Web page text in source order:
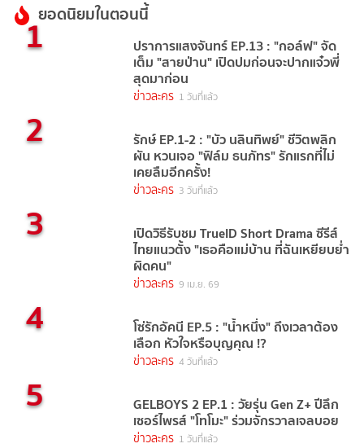
ยอดนิยมในตอนนี้
1 ปราการแสงจันทร์ EP.13 : "กอล์ฟ" จัด
เต็ม "สายป่าน" เปิดปมก่อนจะปากแจ๋วพี่
สุดมาก่อน
ข่าวละคร 1 วันที่แล้ว
2 รักษ์ EP.1-2 : "บัว นลินทิพย์" ชีวิตพลิก
ผัน หวนเจอ "ฟิล์ม ธนภัทร" รักแรกที่ไม่
เคยลืมอีกครั้ง!
ข่าวละคร 3 วันที่แล้ว
3 เปิดวิธีรับชม TrueID Short Drama ซีรีส์
ไทยแนวตั้ง "เธอคือแม่บ้าน ที่ฉันเหยียบย่ำ
ผิดคน"
ข่าวละคร 9 เม.ย. 69
4 โซ่รักอัคนี EP.5 : "น้ำหนึ่ง" ถึงเวลาต้อง
เลือก หัวใจหรือบุญคุณ !?
ข่าวละคร 4 วันที่แล้ว
5 GELBOYS 2 EP.1 : วัยรุ่น Gen Z+ ปีลึก
เซอร์ไพรส์ "โทโมะ" ร่วมจักรวาลเจลบอย
ข่าวละคร 1 วันที่แล้ว